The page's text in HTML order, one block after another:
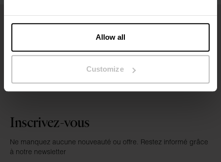
Allow all
Customize
Inscrivez-vous
Ne manquez aucune nouveauté ou offre. Restez informé grâce
à notre newsletter